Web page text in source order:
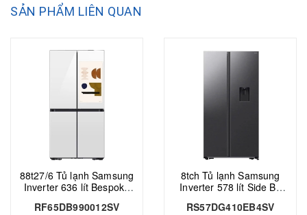
SẢN PHẨM LIÊN QUAN
88t27/6 Tủ lạnh Samsung
Inverter 636 lít Bespoke
RF65DB990012SV
8tch Tủ lạnh Samsung
Inverter 578 lít Side By
RS57DG410EB4SV